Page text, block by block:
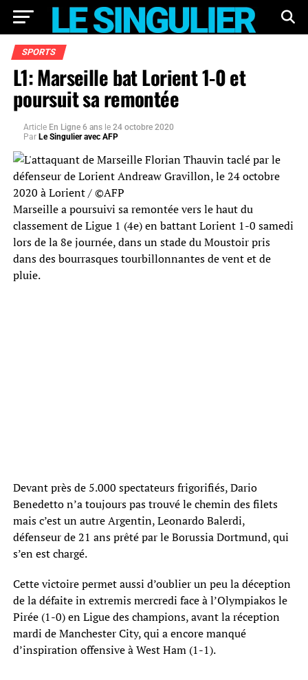
SPORTS
L1: Marseille bat Lorient 1-0 et
poursuit sa remontée
Article En Ligne 6 ans le 24 octobre 2020
Par Le Singulier avec AFP
Marseille a poursuivi sa remontée vers le haut du
classement de Ligue 1 (4e) en battant Lorient 1-0 samedi
lors de la 8e journée, dans un stade du Moustoir pris
dans des bourrasques tourbillonnantes de vent et de
pluie.
Devant près de 5.000 spectateurs frigorifiés, Dario
Benedetto n’a toujours pas trouvé le chemin des filets
mais c’est un autre Argentin, Leonardo Balerdi,
défenseur de 21 ans prêté par le Borussia Dortmund, qui
s’en est chargé.
Cette victoire permet aussi d’oublier un peu la déception
de la défaite in extremis mercredi face à l’Olympiakos le
Pirée (1-0) en Ligue des champions, avant la réception
mardi de Manchester City, qui a encore manqué
d’inspiration offensive à West Ham (1-1).